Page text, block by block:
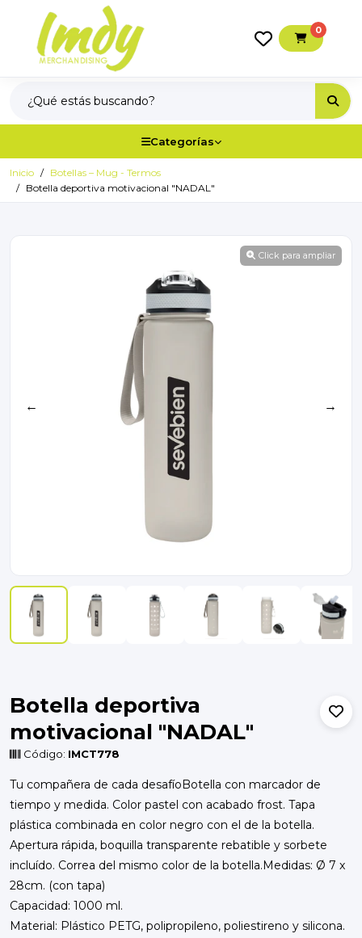
0
Categorías
Inicio
Botellas – Mug - Termos
Botella deportiva motivacional "NADAL"
Click para ampliar
← →
Botella deportiva
motivacional "NADAL"
Código: IMCT778
Tu compañera de cada desafíoBotella con marcador de
tiempo y medida. Color pastel con acabado frost. Tapa
plástica combinada en color negro con el de la botella.
Apertura rápida, boquilla transparente rebatible y sorbete
incluído. Correa del mismo color de la botella.Medidas: Ø 7 x
28cm. (con tapa)
Capacidad: 1000 ml.
Material: Plástico PETG, polipropileno, poliestireno y silicona.